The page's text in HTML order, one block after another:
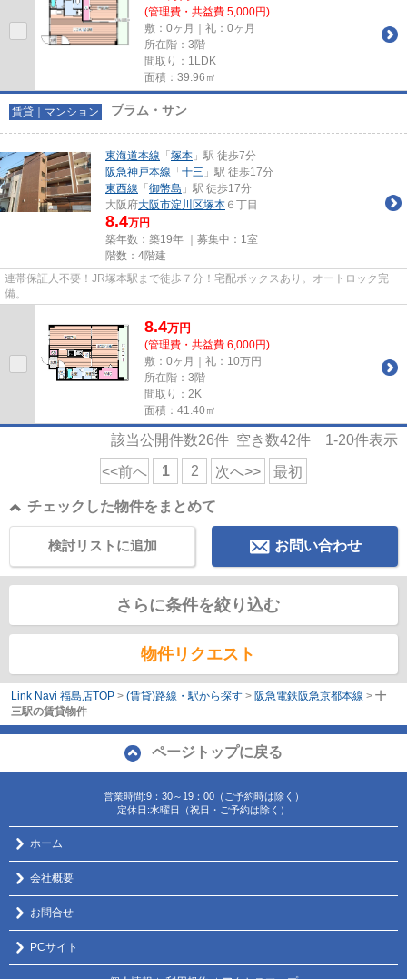
(管理費・共益費 5,000円)
敷：0ヶ月｜礼：0ヶ月
所在階：3階
間取り：1LDK
面積：39.96㎡
賃貸｜マンション プラム・サン
東海道本線 「 塚本 」駅 徒歩7分
阪急神戸本線 「 十三 」駅 徒歩17分
東西線 「 御幣島 」駅 徒歩17分
大阪府大阪市淀川区塚本 ６丁目
8.4万円
築年数：築19年 ｜募集中： 1室
階数：4階建
連帯保証人不要！JR塚本駅まで徒歩７分！宅配ボックスあり。オートロック完
備。
8.4万円
(管理費・共益費 6,000円)
敷：0ヶ月｜礼：10万円
所在階：3階
間取り：2K
面積：41.40㎡
該当公開件数26件 空き数42件 1-20件表示
<<前へ 1 2 次へ>> 最初
チェックした物件をまとめて
お問い合わせ
検討リストに追加
さらに条件を絞り込む
物件リクエスト
Link Navi 福島店TOP > (賃貸)路線・駅から探す > 阪急電鉄阪急京都本線 > 十
三駅の賃貸物件
ページトップに戻る
営業時間:9：30～19：00（ご予約時は除く）
定休日:水曜日（祝日・ご予約は除く）
ホーム
会社概要
お問合せ
PCサイト